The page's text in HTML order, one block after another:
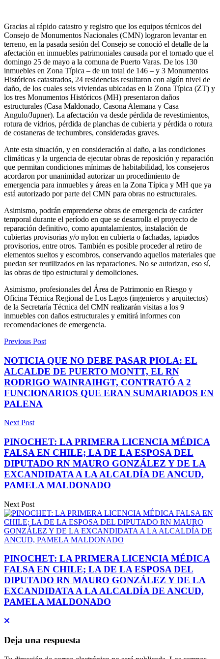
Gracias al rápido catastro y registro que los equipos técnicos del
Consejo de Monumentos Nacionales (CMN) lograron levantar en
terreno, en la pasada sesión del Consejo se conoció el detalle de la
afectación en inmuebles patrimoniales causada por el tornado que el
domingo 25 de mayo a la comuna de Puerto Varas. De los 130
inmuebles en Zona Típica – de un total de 146 – y 3 Monumentos
Históricos catastrados, 24 residencias resultaron con algún nivel de
daño, de los cuales seis viviendas ubicadas en la Zona Típica (ZT) y
los tres Monumentos Históricos (MH) presentaron daños
estructurales (Casa Maldonado, Casona Alemana y Casa
Angulo/Jupner). La afectación va desde pérdida de revestimientos,
rotura de vidrios, pérdida de planchas de cubierta y pérdida o rotura
de costaneras de techumbres, consideradas graves.
Ante esta situación, y en consideración al daño, a las condiciones
climáticas y la urgencia de ejecutar obras de reposición y reparación
que permitan condiciones mínimas de habitabilidad, los consejeros
acordaron por unanimidad autorizar un procedimiento de
emergencia para inmuebles y áreas en la Zona Típica y MH que ya
está autorizado por parte del CMN para obras no estructurales.
Asimismo, podrán emprenderse obras de emergencia de carácter
temporal durante el período en que se desarrolla el proyecto de
reparación definitivo, como apuntalamientos, instalación de
cubiertas provisorias y/o nylon en cubierta o fachadas, tapiados
provisorios, entre otros. También es posible proceder al retiro de
elementos sueltos y escombros, conservando aquellos materiales que
puedan ser reutilizados en las reparaciones. No se autorizan, eso sí,
las obras de tipo estructural y demoliciones.
Asimismo, profesionales del Área de Patrimonio en Riesgo y
Oficina Técnica Regional de Los Lagos (ingenieros y arquitectos)
de la Secretaría Técnica del CMN realizarán visitas a los 9
inmuebles con daños estructurales y emitirá informes con
recomendaciones de emergencia.
Previous Post
NOTICIA QUE NO DEBE PASAR PIOLA: EL
ALCALDE DE PUERTO MONTT, EL RN
RODRIGO WAINRAIHGT, CONTRATÓ A 2
FUNCIONARIOS QUE ERAN SUMARIADOS EN
PALENA
Next Post
PINOCHET: LA PRIMERA LICENCIA MÉDICA
FALSA EN CHILE; LA DE LA ESPOSA DEL
DIPUTADO RN MAURO GONZÁLEZ Y DE LA
EXCANDIDATA A LA ALCALDÍA DE ANCUD,
PAMELA MALDONADO
Next Post
PINOCHET: LA PRIMERA LICENCIA MÉDICA
FALSA EN CHILE; LA DE LA ESPOSA DEL
DIPUTADO RN MAURO GONZÁLEZ Y DE LA
EXCANDIDATA A LA ALCALDÍA DE ANCUD,
PAMELA MALDONADO
Deja una respuesta